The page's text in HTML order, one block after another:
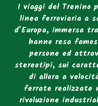
I viaggi del Trenino
linea ferroviaria a
d’Europa, immersa
hanno resa
persone ed
stereotipi, sui
di allora a
ferrate realizzate
rivoluzione